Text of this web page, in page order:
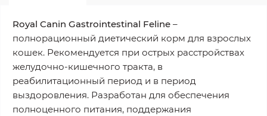
Royal Canin Gastrointestinal Feline –
полнорационный диетический корм для взрослых
кошек. Рекомендуется при острых расстройствах
желудочно-кишечного тракта, в
реабилитационный период и в период
выздоровления. Разработан для обеспечения
полноценного питания, поддержания